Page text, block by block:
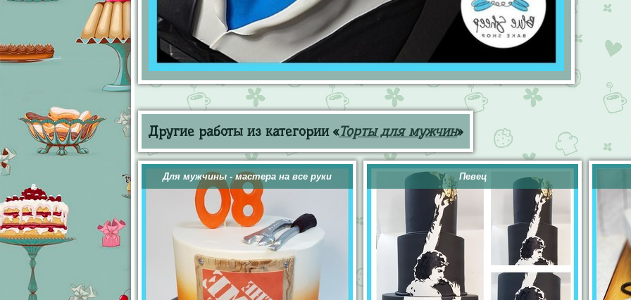
Другие работы из категории «Торты для мужчин»
Для мужчины - мастера на все руки Певец